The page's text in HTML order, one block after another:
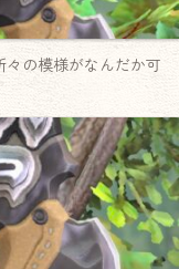
の模様がなんだか可